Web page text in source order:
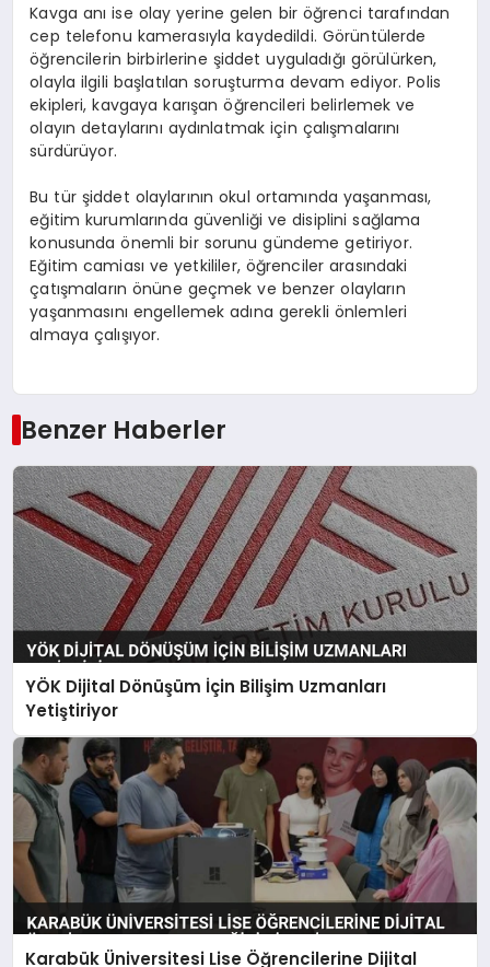
Kavga anı ise olay yerine gelen bir öğrenci tarafından
cep telefonu kamerasıyla kaydedildi. Görüntülerde
öğrencilerin birbirlerine şiddet uyguladığı görülürken,
olayla ilgili başlatılan soruşturma devam ediyor. Polis
ekipleri, kavgaya karışan öğrencileri belirlemek ve
olayın detaylarını aydınlatmak için çalışmalarını
sürdürüyor.
Bu tür şiddet olaylarının okul ortamında yaşanması,
eğitim kurumlarında güvenliği ve disiplini sağlama
konusunda önemli bir sorunu gündeme getiriyor.
Eğitim camiası ve yetkililer, öğrenciler arasındaki
çatışmaların önüne geçmek ve benzer olayların
yaşanmasını engellemek adına gerekli önlemleri
almaya çalışıyor.
Benzer Haberler
YÖK Dijital Dönüşüm İçin Bilişim Uzmanları
Yetiştiriyor
Karabük Üniversitesi Lise Öğrencilerine Dijital